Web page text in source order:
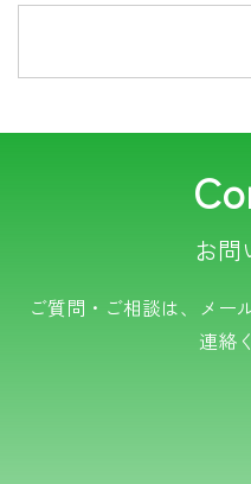
お問
ご質問・ご相談は、メー
連絡
電話で